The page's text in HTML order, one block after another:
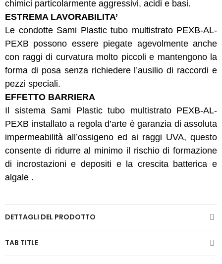
chimici particolarmente aggressivi, acidi e basi.
ESTREMA LAVORABILITA’
Le condotte Sami Plastic tubo multistrato PEXB-AL-
PEXB possono essere piegate agevolmente anche
con raggi di curvatura molto piccoli e mantengono la
forma di posa senza richiedere l’ausilio di raccordi e
pezzi speciali.
EFFETTO BARRIERA
Il sistema Sami Plastic tubo multistrato PEXB-AL-
PEXB installato a regola d’arte è garanzia di assoluta
impermeabilità all’ossigeno ed ai raggi UVA, questo
consente di ridurre al minimo il rischio di formazione
di incrostazioni e depositi e la crescita batterica e
algale .
DETTAGLI DEL PRODOTTO
TAB TITLE